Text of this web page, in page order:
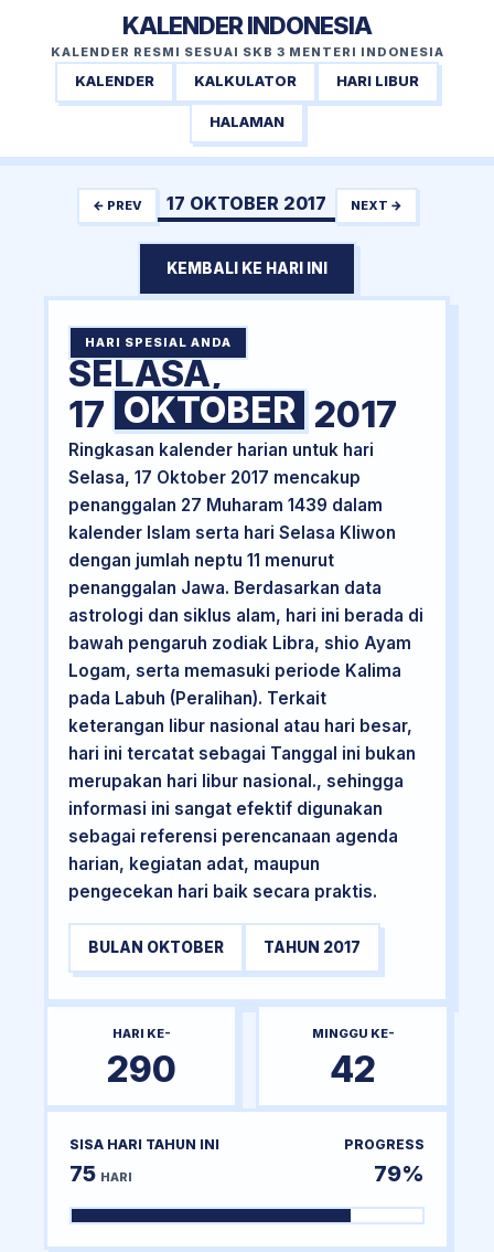
KALENDER INDONESIA
KALENDER RESMI SESUAI SKB 3 MENTERI INDONESIA
KALENDER KALKULATOR HARI LIBUR
HALAMAN
← PREV 17 OKTOBER 2017 NEXT →
KEMBALI KE HARI INI
HARI SPESIAL ANDA
SELASA,
17 OKTOBER 2017
Ringkasan kalender harian untuk hari
Selasa, 17 Oktober 2017 mencakup
penanggalan 27 Muharam 1439 dalam
kalender Islam serta hari Selasa Kliwon
dengan jumlah neptu 11 menurut
penanggalan Jawa. Berdasarkan data
astrologi dan siklus alam, hari ini berada di
bawah pengaruh zodiak Libra, shio Ayam
Logam, serta memasuki periode Kalima
pada Labuh (Peralihan). Terkait
keterangan libur nasional atau hari besar,
hari ini tercatat sebagai Tanggal ini bukan
merupakan hari libur nasional., sehingga
informasi ini sangat efektif digunakan
sebagai referensi perencanaan agenda
harian, kegiatan adat, maupun
pengecekan hari baik secara praktis.
BULAN OKTOBER TAHUN 2017
HARI KE-
290
MINGGU KE-
42
SISA HARI TAHUN INI
75 HARI
PROGRESS
79%